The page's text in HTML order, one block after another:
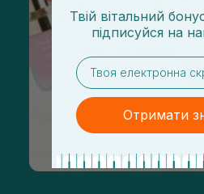
Твій вітальний
підписуйся на
email
Отримати